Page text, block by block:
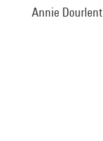
Annie Dourlent